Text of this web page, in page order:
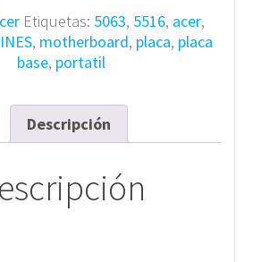
Etiquetas: 5063, 5516, acer,
, motherboard, placa, placa
base, portatil
Descripción